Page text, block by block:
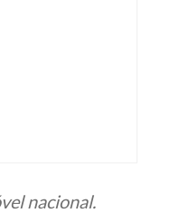
nacional.